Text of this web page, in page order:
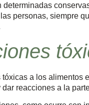
determinadas
personas, siempre
tóxicas a los alimentos
reacciones a la